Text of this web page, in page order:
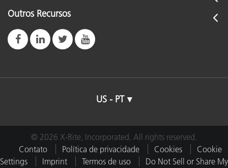
Outros Recursos
US - PT
© 2026 X-Rite, Incorporated. All rights reserved.
Contato
Política de privacidade Cookies
Cookie
Settings
Imprint Termos de uso
Do Not Sell or Share My